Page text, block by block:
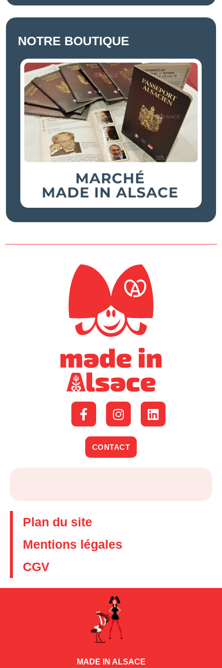
NOTRE BOUTIQUE
CONTACT
Plan du site
Mentions légales
CGV
MADE IN ALSACE